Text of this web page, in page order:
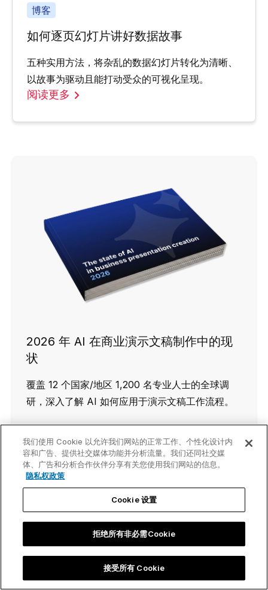
博客
如何逐页幻灯片讲好数据故事
五种实用方法，将杂乱的数据幻灯片转化为清晰、
以故事为驱动且能打动受众的可视化呈现。
阅读更多
2026 年 AI 在商业演示文稿制作中的现
状
覆盖 12 个国家/地区 1,200 名专业人士的全球调
研，深入了解 AI 如何应用于演示文稿工作流程。
阅读报告
我们使用 Cookie 以允许我们网站的正常工作、个性化设计内
容和广告、提供社交媒体功能并分析流量。我们还同社交媒
体、广告和分析合作伙伴分享有关您使用我们网站的信息。
隐私权政策
Cookie 设置
拒绝所有非必需Cookie
接受所有 Cookie